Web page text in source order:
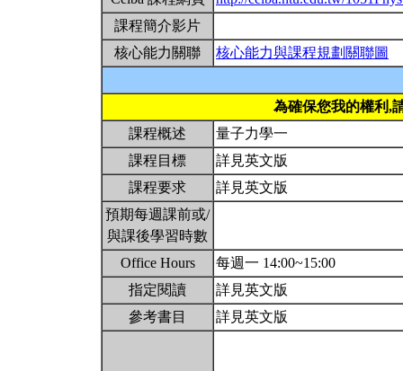
課程簡介影片
核心能力關聯
核心能力與課程規劃關聯圖
為確保您我的權利,
課程概述
量子力學一
課程目標
詳見英文版
課程要求
詳見英文版
預期每週課前或/
與課後學習時數
Office Hours
每週一 14:00~15:00
指定閱讀
詳見英文版
參考書目
詳見英文版